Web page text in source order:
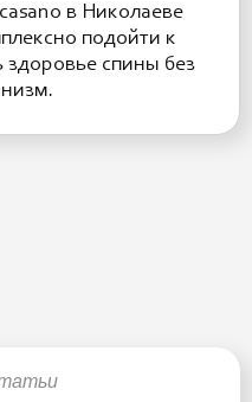
в Николаеве
подойти к
здоровье спины без